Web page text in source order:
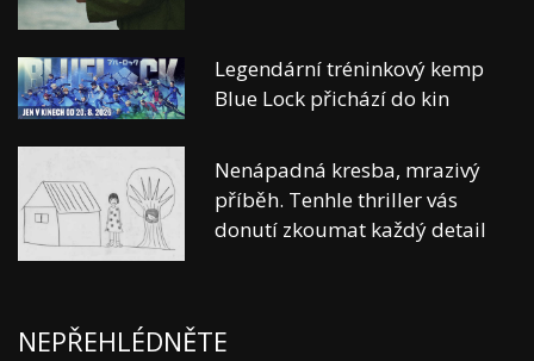
Legendární tréninkový kemp
Blue Lock přichází do kin
Nenápadná kresba, mrazivý
příběh. Tenhle thriller vás
donutí zkoumat každý detail
NEPŘEHLÉDNĚTE